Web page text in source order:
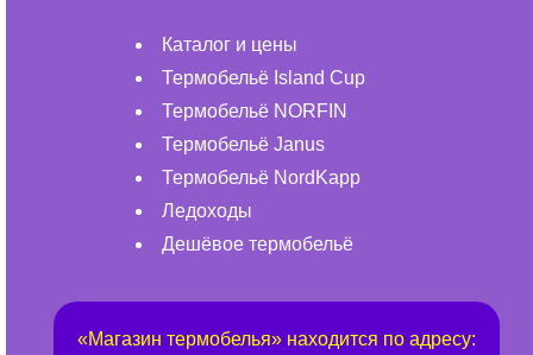
Каталог и цены
Термобельё Island Cup
Термобельё NORFIN
Термобельё Janus
Термобельё NordKapp
Ледоходы
Дешёвое термобельё
«Магазин термобелья» находится по адресу: